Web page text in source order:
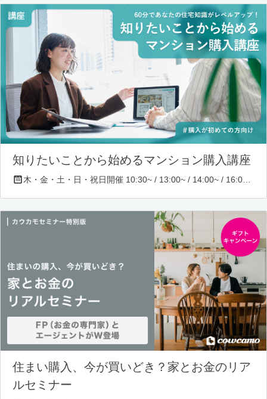
知りたいことから始めるマンション購入講座
住まい購入、今が買いどき？家とお金のリア
ルセミナー